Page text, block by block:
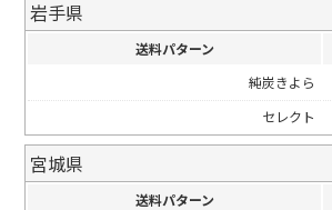
岩手県
送料パターン
純炭きよら
セレクト
宮城県
送料パターン